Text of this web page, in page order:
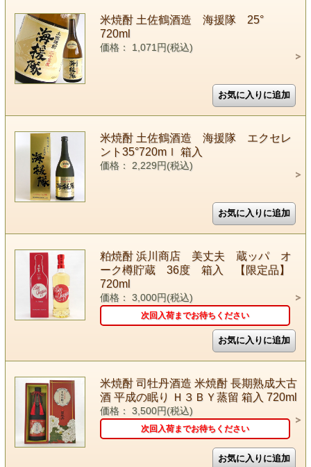
米焼酎 土佐鶴酒造 海援隊 25°
720ml
価格： 1,071円(税込)
米焼酎 土佐鶴酒造 海援隊 エクセレ
ント35°720mｌ 箱入
価格： 2,229円(税込)
粕焼酎 浜川商店 美丈夫 蔵ッパ オ
ーク樽貯蔵 36度 箱入 【限定品】
720ml
価格： 3,000円(税込)
次回入荷までお待ちください
米焼酎 司牡丹酒造 米焼酎 長期熟成大古
酒 平成の眠り Ｈ３ＢＹ蒸留 箱入 720ml
価格： 3,500円(税込)
次回入荷までお待ちください